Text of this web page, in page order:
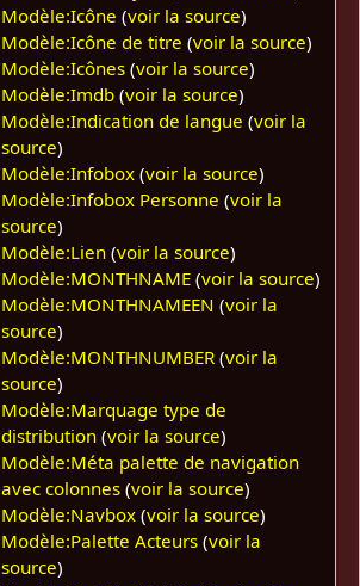
Modèle:Icône (voir la source)
Modèle:Icône de titre (voir la source)
Modèle:Icônes (voir la source)
Modèle:Imdb (voir la source)
Modèle:Indication de langue (voir la
source)
Modèle:Infobox (voir la source)
Modèle:Infobox Personne (voir la
source)
Modèle:Lien (voir la source)
Modèle:MONTHNAME (voir la source)
Modèle:MONTHNAMEEN (voir la
source)
Modèle:MONTHNUMBER (voir la
source)
Modèle:Marquage type de
distribution (voir la source)
Modèle:Méta palette de navigation
avec colonnes (voir la source)
Modèle:Navbox (voir la source)
Modèle:Palette Acteurs (voir la
source)